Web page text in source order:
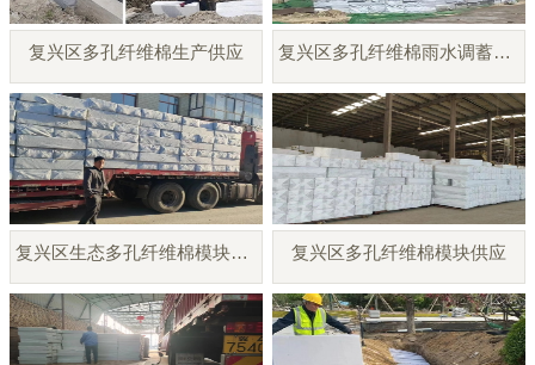
复兴区多孔纤维棉生产供应 复兴区多孔纤维棉雨水调蓄模块
复兴区生态多孔纤维棉模块厂家 复兴区多孔纤维棉模块供应